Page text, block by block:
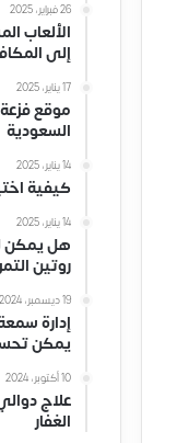
26 فبراير، 2025
الألعاب
إلى
17 يناير، 2025
موقع
السعودية
14 يناير، 2025
كيفية
14 يناير، 2025
روتين
19 ديسمبر، 2024
يمكن
10 أكتوبر، 2024
علاج
الغفار